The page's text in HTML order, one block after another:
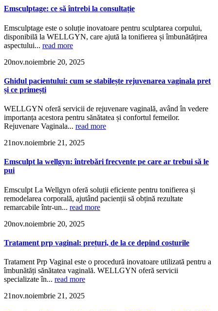
Emsculptage: ce să întrebi la consultație
Emsculptage este o soluție inovatoare pentru sculptarea corpului,
disponibilă la WELLGYN, care ajută la tonifierea și îmbunătățirea
aspectului... read more
20nov.noiembrie 20, 2025
Ghidul pacientului: cum se stabilește rejuvenarea vaginala pret
și ce primești
WELLGYN oferă servicii de rejuvenare vaginală, având în vedere
importanța acestora pentru sănătatea și confortul femeilor.
Rejuvenare Vaginala... read more
21nov.noiembrie 21, 2025
Emsculpt la wellgyn: întrebări frecvente pe care ar trebui să le
pui
Emsculpt La Wellgyn oferă soluții eficiente pentru tonifierea și
remodelarea corporală, ajutând pacienții să obțină rezultate
remarcabile într-un... read more
20nov.noiembrie 20, 2025
Tratament prp vaginal: prețuri, de la ce depind costurile
Tratament Prp Vaginal este o procedură inovatoare utilizată pentru a
îmbunătăți sănătatea vaginală. WELLGYN oferă servicii
specializate în... read more
21nov.noiembrie 21, 2025